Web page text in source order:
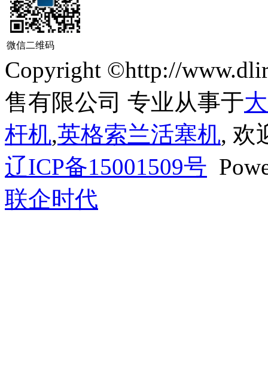
微信二维码
Copyright ©http://
售有限公司 专业从事于
杆机,英格索兰活塞机, 欢
辽ICP备15001509号
联企时代